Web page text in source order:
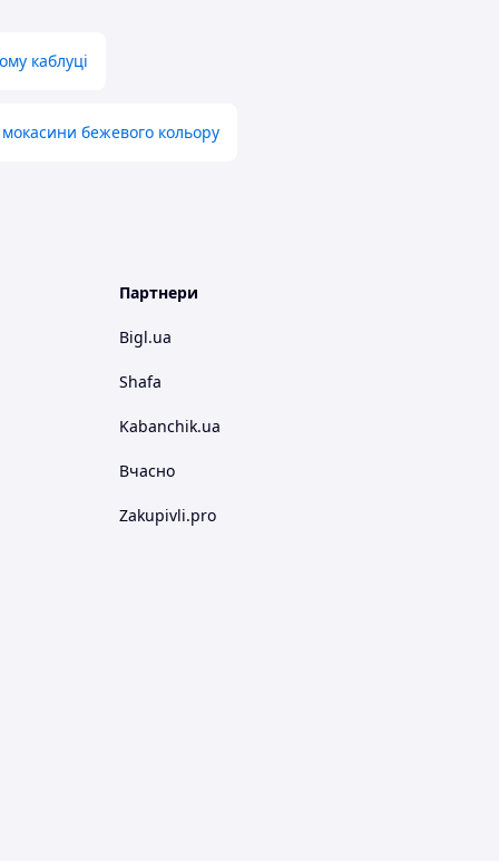
каблуці
мокасини бежевого кольору
Партнери
Bigl.ua
Shafa
Kabanchik.ua
Вчасно
Zakupivli.pro